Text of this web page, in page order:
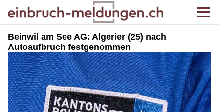
Beinwil am See AG: Algerier (25) nach
Autoaufbruch festgenommen